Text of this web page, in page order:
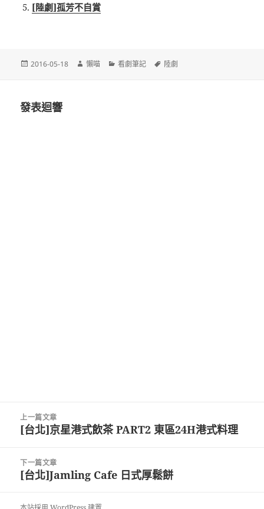
[陸劇]孤芳不自賞
發
2016-05-18
作
懶喵
分
看劇筆記
標
陸劇
發表迴響
上一篇文章
上
篇
文
[台北]京星港式飲茶 PART2 東區24H港式料理
下一篇文章
下
篇
[台北]Jamling Cafe 日式厚鬆餅